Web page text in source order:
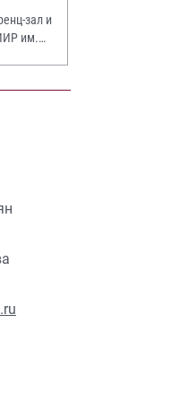
зал и
им.